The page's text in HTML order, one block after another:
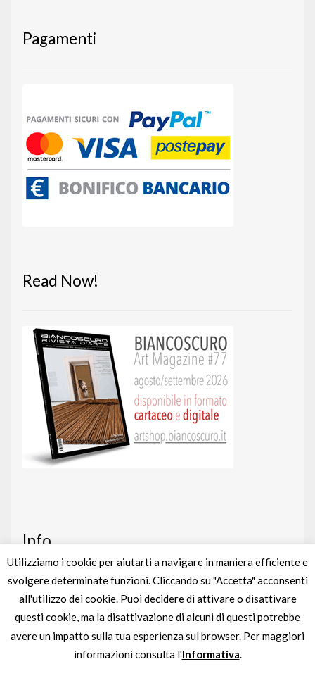
Pagamenti
Read Now!
Info
Art shop nato da un’idea diBIANCOSCURO
Gestito completamente daliberementi
Partita IVA IT04895880963
Utilizziamo i cookie per aiutarti a navigare in maniera efficiente e
svolgere determinate funzioni. Cliccando su "Accetta" acconsenti
all'utilizzo dei cookie. Puoi decidere di attivare o disattivare
questi cookie, ma la disattivazione di alcuni di questi potrebbe
avere un impatto sulla tua esperienza sul browser. Per maggiori
informazioni consulta l'Informativa.